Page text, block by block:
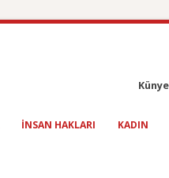
Künye
INSAN HAKLARI KADIN